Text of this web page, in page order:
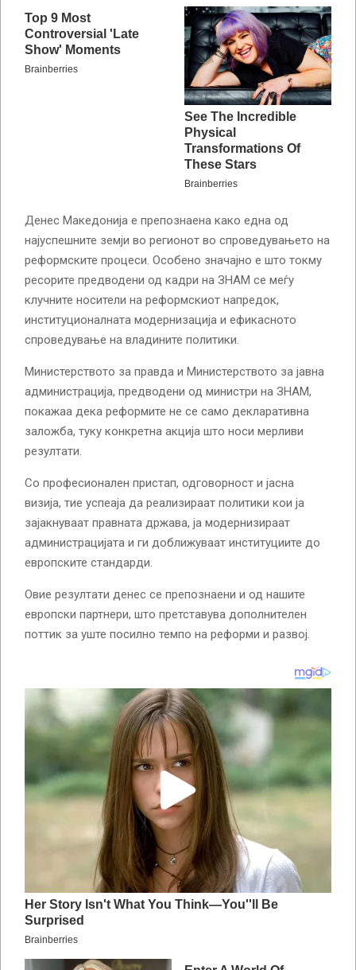
Денес Македонија е препознаена како една од
најуспешните земји во регионот во спроведувањето на
реформските процеси. Особено значајно е што токму
ресорите предводени од кадри на ЗНАМ се меѓу
клучните носители на реформскиот напредок,
институционалната модернизација и ефикасното
спроведување на владините политики.
Министерството за правда и Министерството за јавна
администрација, предводени од министри на ЗНАМ,
покажаа дека реформите не се само декларативна
заложба, туку конкретна акција што носи мерливи
резултати.
Со професионален пристап, одговорност и јасна
визија, тие успеаја да реализираат политики кои ја
зајакнуваат правната држава, ја модернизираат
администрацијата и ги доближуваат институциите до
европските стандарди.
Овие резултати денес се препознаени и од нашите
европски партнери, што претставува дополнителен
поттик за уште посилно темпо на реформи и развој.